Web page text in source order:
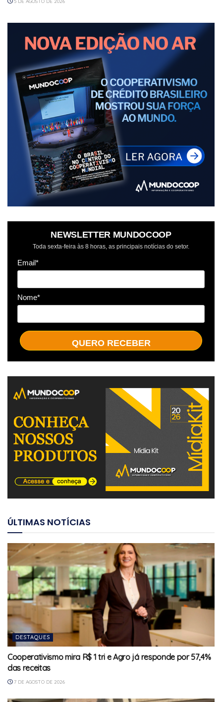
NEWSLETTER MUNDOCOOP
Toda sexta-feira às 8 horas, as principais notícias do setor.
Email*
Nome*
QUERO RECEBER
ÚLTIMAS NOTÍCIAS
DESTAQUES
Cooperativismo mira R$ 1 tri e Agro já responde por 57,4%
das receitas
7 DE AGOSTO DE 2026